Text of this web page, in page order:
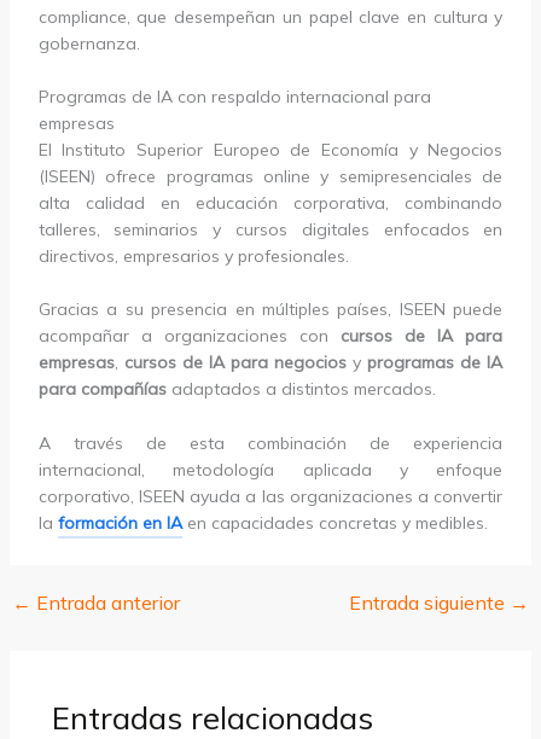
compliance, que desempeñan un papel clave en cultura y
gobernanza.
Programas de IA con respaldo internacional para
empresas
El Instituto Superior Europeo de Economía y Negocios
(ISEEN) ofrece programas online y semipresenciales de
alta calidad en educación corporativa, combinando
talleres, seminarios y cursos digitales enfocados en
directivos, empresarios y profesionales.
Gracias a su presencia en múltiples países, ISEEN puede
acompañar a organizaciones con cursos de IA para
empresas, cursos de IA para negocios yprogramas de IA
para compañíasadaptados a distintos mercados.
A través de esta combinación de experiencia
internacional, metodología aplicada y enfoque
corporativo, ISEEN ayuda a las organizaciones a convertir
la formación en IAen capacidades concretas y medibles.
← Entrada anterior Entrada siguiente →
Entradas relacionadas